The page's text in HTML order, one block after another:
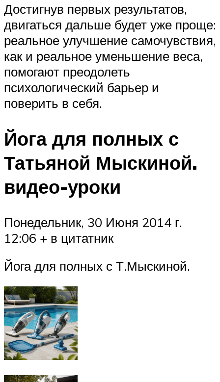
Достигнув первых результатов,
двигаться дальше будет уже проще:
реальное улучшение самочувствия,
как и реальное уменьшение веса,
помогают преодолеть
психологический барьер и
поверить в себя.
Йога для полных с
Татьяной Мыскиной.
видео-уроки
Понедельник, 30 Июня 2014 г.
12:06 + в цитатник
Йога для полных с Т.Мыскиной.